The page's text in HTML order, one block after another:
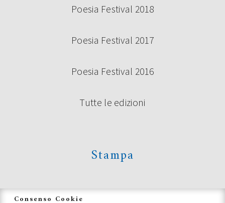
SERVIZI SU POESIA FESTIVAL IN
Poesia Festival 2018
Poesia Festival 2017
Poesia Festival 2016
Tutte le edizioni
Stampa
Consenso Cookie